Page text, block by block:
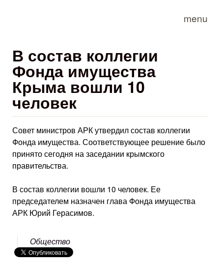
menu
В состав коллегии
Фонда имущества
Крыма вошли 10
человек
Совет министров АРК утвердил состав коллегии
Фонда имущества. Соответствующее решение было
принято сегодня на заседании крымского
правительства.
В состав коллегии вошли 10 человек. Ее
председателем назначен глава Фонда имущества
АРК Юрий Герасимов.
Общество